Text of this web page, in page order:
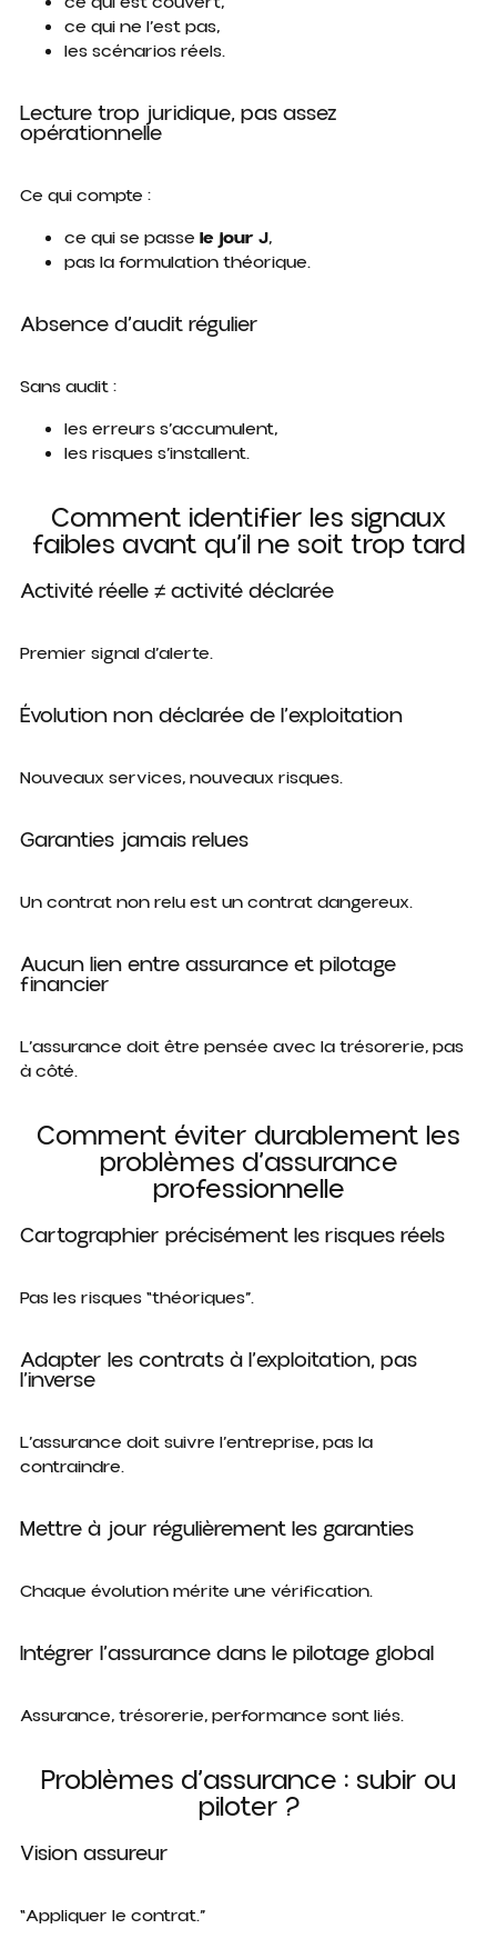
ce qui ne l’est pas,
les scénarios réels.
Lecture trop juridique, pas assez
opérationnelle
Ce qui compte :
ce qui se passe le jour J,
pas la formulation théorique.
Absence d’audit régulier
Sans audit :
les erreurs s’accumulent,
les risques s’installent.
Comment identifier les signaux
faibles avant qu’il ne soit trop tard
Activité réelle ≠ activité déclarée
Premier signal d’alerte.
Évolution non déclarée de l’exploitation
Nouveaux services, nouveaux risques.
Garanties jamais relues
Un contrat non relu est un contrat dangereux.
Aucun lien entre assurance et pilotage
financier
L’assurance doit être pensée avec la trésorerie, pas
à côté.
Comment éviter durablement les
problèmes d’assurance
professionnelle
Cartographier précisément les risques réels
Pas les risques “théoriques”.
Adapter les contrats à l’exploitation, pas
l’inverse
L’assurance doit suivre l’entreprise, pas la
contraindre.
Mettre à jour régulièrement les garanties
Chaque évolution mérite une vérification.
Intégrer l’assurance dans le pilotage global
Assurance, trésorerie, performance sont liés.
Problèmes d’assurance : subir ou
piloter ?
Vision assureur
“Appliquer le contrat.”